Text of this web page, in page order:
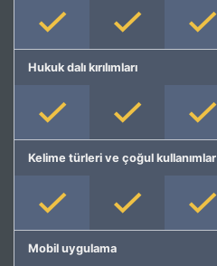
Hukuk dalı kırılımları
Kelime türleri ve çoğul kullanımlar
Mobil uygulama